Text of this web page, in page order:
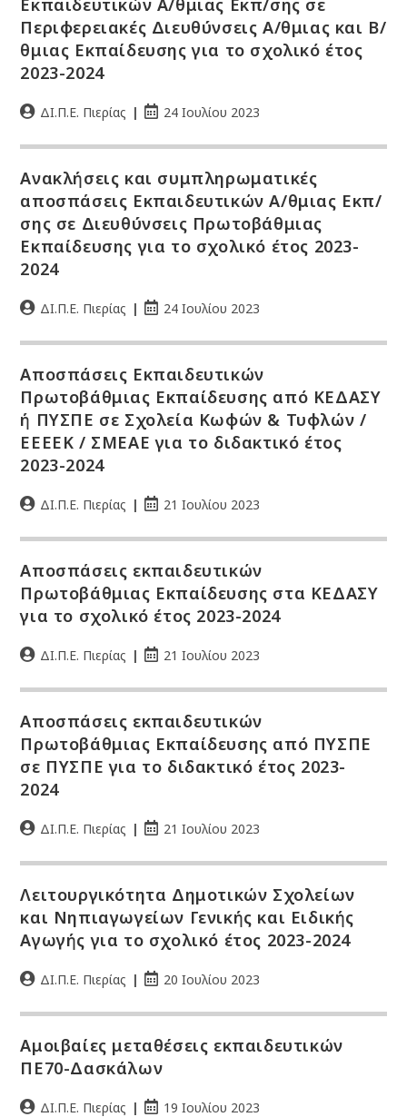
Εκπαιδευτικών Α/θμιας Εκπ/σης σε
Περιφερειακές Διευθύνσεις Α/θμιας και Β/
θμιας Εκπαίδευσης για το σχολικό έτος
2023-2024
ΔΙ.Π.Ε. Πιερίας 24 Ιουλίου 2023
Ανακλήσεις και συμπληρωματικές
αποσπάσεις Εκπαιδευτικών Α/θμιας Εκπ/
σης σε Διευθύνσεις Πρωτοβάθμιας
Εκπαίδευσης για το σχολικό έτος 2023-
2024
ΔΙ.Π.Ε. Πιερίας 24 Ιουλίου 2023
Αποσπάσεις Εκπαιδευτικών
Πρωτοβάθμιας Εκπαίδευσης από ΚΕΔΑΣΥ
ή ΠΥΣΠΕ σε Σχολεία Κωφών & Τυφλών /
ΕΕΕΕΚ / ΣΜΕΑΕ για το διδακτικό έτος
2023-2024
ΔΙ.Π.Ε. Πιερίας 21 Ιουλίου 2023
Αποσπάσεις εκπαιδευτικών
Πρωτοβάθμιας Εκπαίδευσης στα ΚΕΔΑΣΥ
για το σχολικό έτος 2023-2024
ΔΙ.Π.Ε. Πιερίας 21 Ιουλίου 2023
Αποσπάσεις εκπαιδευτικών
Πρωτοβάθμιας Εκπαίδευσης από ΠΥΣΠΕ
σε ΠΥΣΠΕ για το διδακτικό έτος 2023-
2024
ΔΙ.Π.Ε. Πιερίας 21 Ιουλίου 2023
Λειτουργικότητα Δημοτικών Σχολείων
και Νηπιαγωγείων Γενικής και Ειδικής
Αγωγής για το σχολικό έτος 2023-2024
ΔΙ.Π.Ε. Πιερίας 20 Ιουλίου 2023
Αμοιβαίες μεταθέσεις εκπαιδευτικών
ΠΕ70-Δασκάλων
ΔΙ.Π.Ε. Πιερίας 19 Ιουλίου 2023